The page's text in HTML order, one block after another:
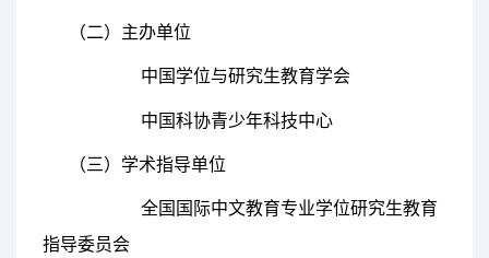
（二）主办单位
中国学位与研究生教育学会
中国科协青少年科技中心
（三） 学术指导单位
全国国际中文教育专业学位研究生教育
指导委员会